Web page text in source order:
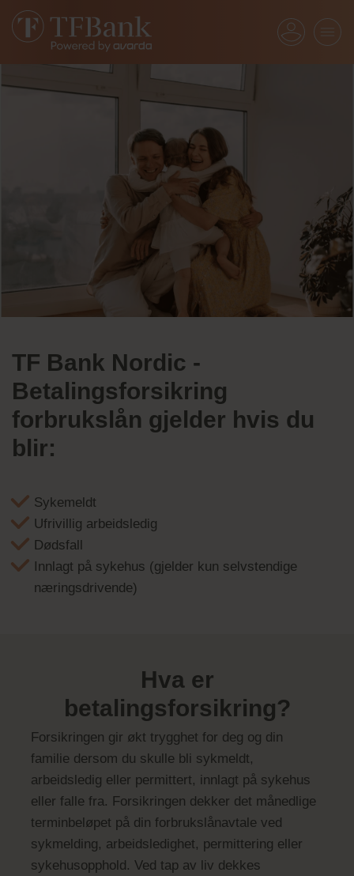
TF Bank Nordic -
Betalingsforsikring
forbrukslån gjelder hvis du
blir:
Sykemeldt
Ufrivillig arbeidsledig
Dødsfall
Innlagt på sykehus (gjelder kun selvstendige
næringsdrivende)
Hva er
betalingsforsikring?
Forsikringen gir økt trygghet for deg og din
familie dersom du skulle bli sykmeldt,
arbeidsledig eller permittert, innlagt på sykehus
eller falle fra. Forsikringen dekker det månedlige
terminbeløpet på din forbrukslånavtale ved
sykmelding, arbeidsledighet, permittering eller
sykehusopphold. Ved tap av liv dekkes